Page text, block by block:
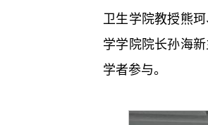
卫生学院教授熊
学学院院长孙海
学者参与。